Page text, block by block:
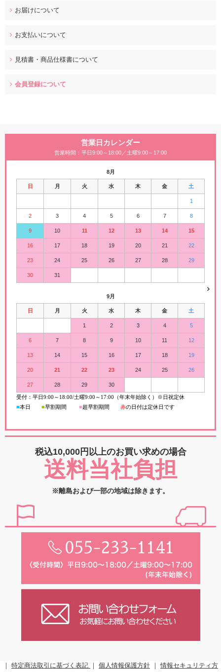
お届けについて
お支払いについて
見積書・商品仕様書について
会員登録について
営業日カレンダー
営業時間：平日9:00～18:00／土曜9:00～17:00
8月
日 月 火 水 木 金 土
1
2 3 4 5 6 7 8
9 10 11 12 13 14 15
16 17 18 19 20 21 22
23 24 25 26 27 28 29
30 31
9月
日 月 火 水 木 金 土
1 2 3 4 5
6 7 8 9 10 11 12
13 14 15 16 17 18 19
20 21 22 23 24 25 26
27 28 29 30
受付：平日9:00 ～ 18:00/土曜9:00 ～ 17:00（年末年始除く）※日祝定休
■本日 ■早割期間 ■超早割期間 赤の日付は定休日です
税込10,000円以上のお買い求めの場合
送料当社負担
※離島および一部の地域は除きます。
｜ 特定商法取引に基づく表記 ｜ 個人情報保護方針 ｜情報セキュリティ方